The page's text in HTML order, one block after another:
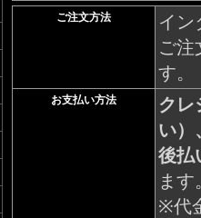
ご注文方法
イン
ご注
す。
お支払い方法
クレ
い）
後払
ます
※代